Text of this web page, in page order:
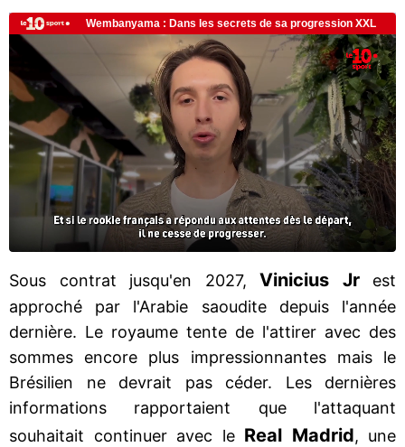
Sous contrat jusqu'en 2027, Vinicius Jrest
approché par l'Arabie saoudite depuis l'année
dernière. Le royaume tente de l'attirer avec des
sommes encore plus impressionnantes mais le
Brésilien ne devrait pas céder. Les dernières
informations rapportaient que l'attaquant
souhaitait continuer avec le Real Madrid, une